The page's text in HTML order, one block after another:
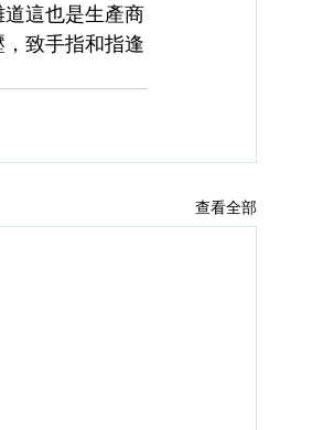
這也是生產商
致手指和指逢
查看全部